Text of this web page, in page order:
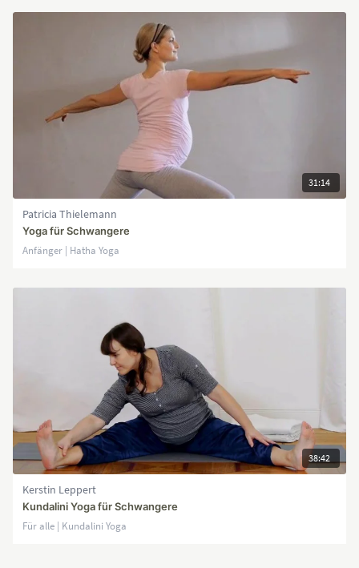
31:14
Patricia Thielemann
Yoga für Schwangere
Anfänger | Hatha Yoga
38:42
Kerstin Leppert
Kundalini Yoga für Schwangere
Für alle | Kundalini Yoga